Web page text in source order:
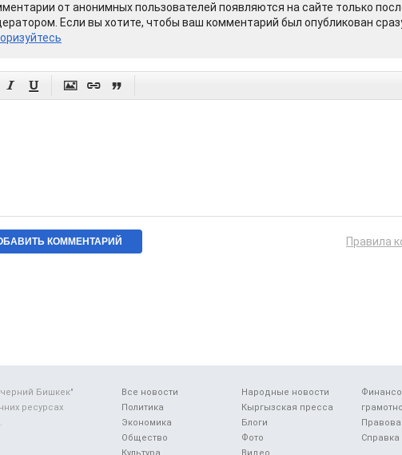
от анонимных пользователей появляются на сайте только
Если вы хотите, чтобы ваш комментарий был опубликован
    
Правила
Все новости
Политика
Экономика
Общество
Народные новости
Кыргызская пресса
Блоги
Фото
Справка
Бишкек"
ресурсах